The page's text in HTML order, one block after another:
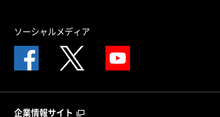
ソーシャルメディア
企業情報サイト